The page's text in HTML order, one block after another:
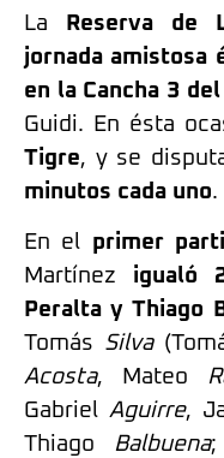
La Reserva de
jornada amistosa
en la Cancha 3
Guidi. En ésta
Tigre, y se
minutos cada uno.
En el primer
Martínez igualó
Peralta y Thiago
Tomás Silva
Acosta, Mateo
Gabriel Aguirre,
Thiago Balbuena;